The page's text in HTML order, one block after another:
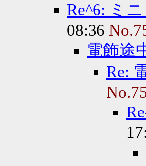
Re^6: ミ
08:36
電飾途
Re: